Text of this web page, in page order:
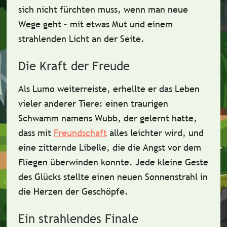
sich nicht fürchten muss, wenn man neue
Wege geht – mit etwas Mut und einem
strahlenden Licht an der Seite.
Die Kraft der Freude
Als Lumo weiterreiste, erhellte er das Leben
vieler anderer Tiere: einen traurigen
Schwamm namens Wubb, der gelernt hatte,
dass mit Freundschaftalles leichter wird, und
eine zitternde Libelle, die die Angst vor dem
Fliegen überwinden konnte. Jede kleine Geste
des Glücks stellte einen neuen Sonnenstrahl in
die Herzen der Geschöpfe.
Ein strahlendes Finale